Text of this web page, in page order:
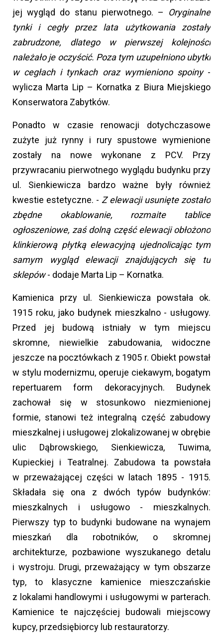
jej wygląd do stanu pierwotnego. – Oryginalne
tynki i cegły przez lata użytkowania zostały
zabrudzone, dlatego w pierwszej kolejności
należało je oczyścić. Poza tym uzupełniono ubytki
w cegłach i tynkach oraz wymieniono spoiny-
wylicza Marta Lip – Kornatka z Biura Miejskiego
Konserwatora Zabytków.
Ponadto w czasie renowacji dotychczasowe
zużyte już rynny i rury spustowe wymienione
zostały na nowe wykonane z PCV. Przy
przywracaniu pierwotnego wyglądu budynku przy
ul. Sienkiewicza bardzo ważne były również
kwestie estetyczne. - Z elewacji usunięte zostało
zbędne okablowanie, rozmaite tablice
ogłoszeniowe, zaś dolną część elewacji obłożono
klinkierową płytką elewacyjną ujednolicając tym
samym wygląd elewacji znajdujących się tu
sklepów- dodaje Marta Lip – Kornatka.
Kamienica przy ul. Sienkiewicza powstała ok.
1915 roku, jako budynek mieszkalno - usługowy.
Przed jej budową istniały w tym miejscu
skromne, niewielkie zabudowania, widoczne
jeszcze na pocztówkach z 1905 r. Obiekt powstał
w stylu modernizmu, operuje ciekawym, bogatym
repertuarem form dekoracyjnych. Budynek
zachował się w stosunkowo niezmienionej
formie, stanowi też integralną część zabudowy
mieszkalnej i usługowej zlokalizowanej w obrębie
ulic Dąbrowskiego, Sienkiewicza, Tuwima,
Kupieckiej i Teatralnej. Zabudowa ta powstała
w przeważającej części w latach 1895 - 1915.
Składała się ona z dwóch typów budynków:
mieszkalnych i usługowo - mieszkalnych.
Pierwszy typ to budynki budowane na wynajem
mieszkań dla robotników, o skromnej
architekturze, pozbawione wyszukanego detalu
i wystroju. Drugi, przeważający w tym obszarze
typ, to klasyczne kamienice mieszczańskie
z lokalami handlowymi i usługowymi w parterach.
Kamienice te najczęściej budowali miejscowy
kupcy, przedsiębiorcy lub restauratorzy.